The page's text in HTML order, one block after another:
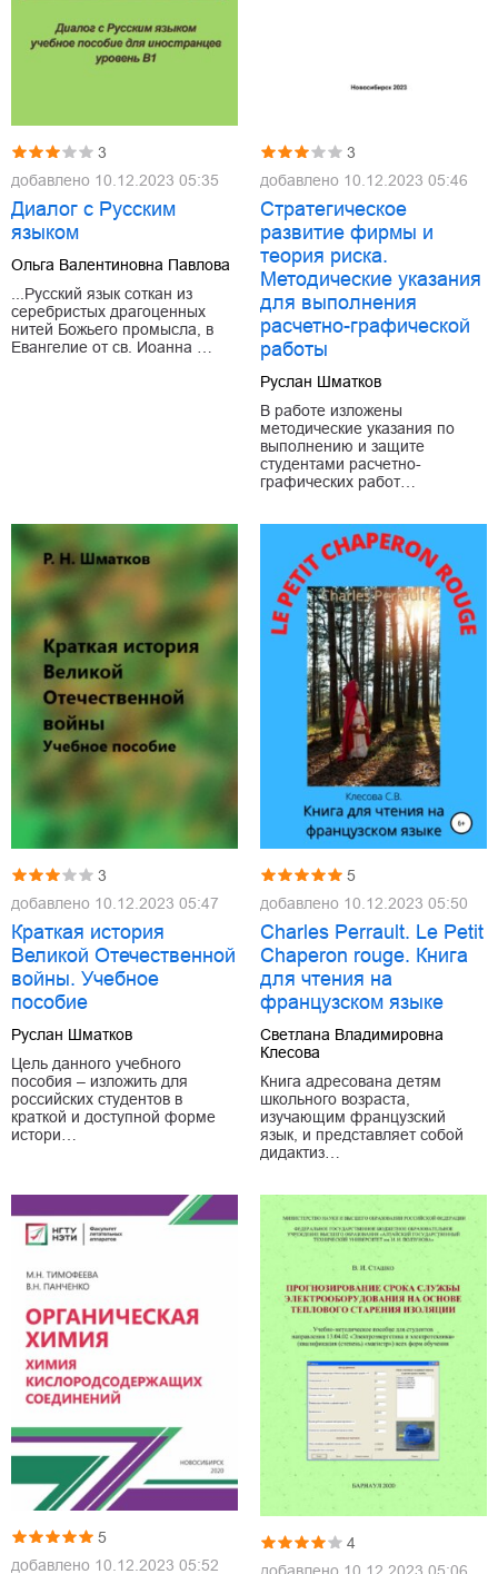
3
добавлено 10.12.2023 05:35
Диалог с Русским
языком
Ольга Валентиновна Павлова
...Русский язык соткан из
серебристых драгоценных
нитей Божьего промысла, в
Евангелие от св. Иоанна …
3
добавлено 10.12.2023 05:46
Стратегическое
развитие фирмы и
теория риска.
Методические указания
для выполнения
расчетно-графической
работы
Руслан Шматков
В работе изложены
методические указания по
выполнению и защите
студентами расчетно-
графических работ…
3
добавлено 10.12.2023 05:47
Краткая история
Великой Отечественной
войны. Учебное
пособие
Руслан Шматков
Цель данного учебного
пособия – изложить для
российских студентов в
краткой и доступной форме
истори…
5
добавлено 10.12.2023 05:50
Charles Perrault. Le Petit
Chaperon rouge. Книга
для чтения на
французском языке
Светлана Владимировна
Клесова
Книга адресована детям
школьного возраста,
изучающим французский
язык, и представляет собой
дидактиз…
5
добавлено 10.12.2023 05:52
4
добавлено 10.12.2023 05:06